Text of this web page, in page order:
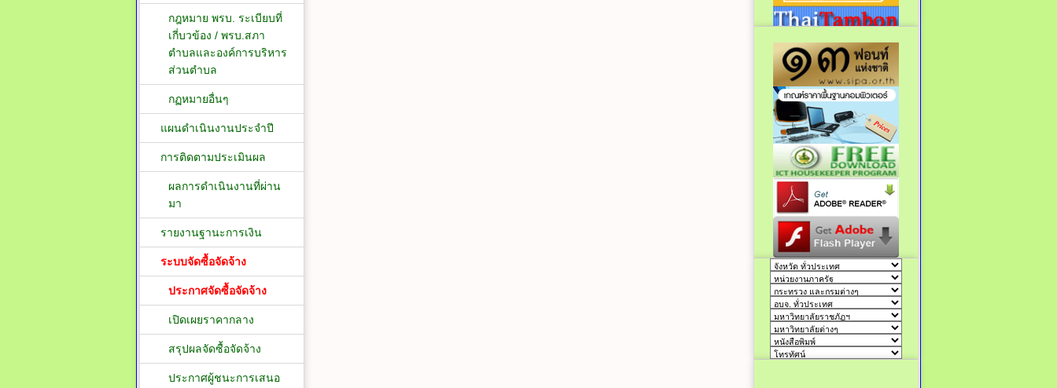
กฎหมาย พรบ. ระเบียบที่
เกี่บวข้อง / พรบ.สภา
ตำบลและองค์การบริหาร
ส่วนตำบล
กฏหมายอื่นๆ
แผนดำเนินงานประจำปี
การติดตามประเมินผล
ผลการดำเนินงานที่ผ่าน
มา
รายงานฐานะการเงิน
ระบบจัดซื้อจัดจ้าง
ประกาศจัดซื้อจัดจ้าง
เปิดเผยราคากลาง
สรุปผลจัดซื้อจัดจ้าง
ประกาศผู้ชนะการเสนอ